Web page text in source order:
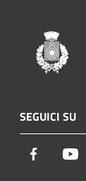
SEGUICI SU
Facebook